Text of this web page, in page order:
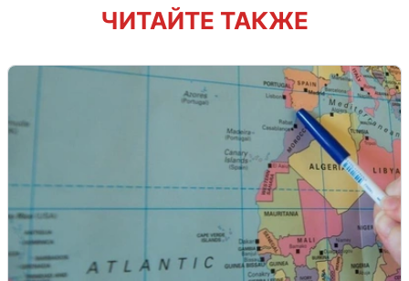
ЧИТАЙТЕ ТАКЖЕ